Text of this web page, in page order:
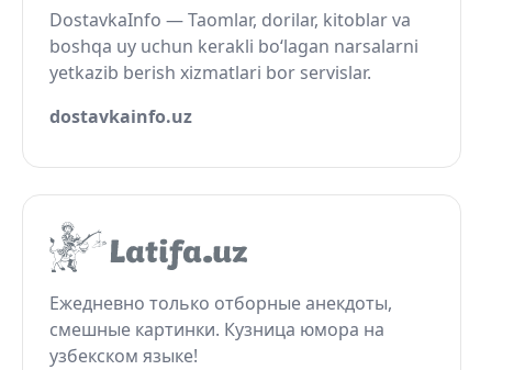
DostavkaInfo — Taomlar, dorilar, kitoblar va
boshqa uy uchun kerakli bo‘lagan narsalarni
yetkazib berish xizmatlari bor servislar.
dostavkainfo.uz
Ежедневно только отборные анекдоты,
смешные картинки. Кузница юмора на
узбекском языке!